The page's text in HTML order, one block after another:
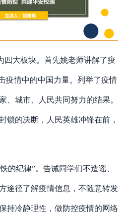
四大板块。首先姚老师讲解了疫
疫情中的中国力量。列举了疫情
、城市、人民共同努力的结果。
锁的决断，人民英雄冲锋在前，
的纪律”。告诫同学们不造谣、
途径了解疫情信息，不随意转发
持冷静理性，做防控疫情的网络